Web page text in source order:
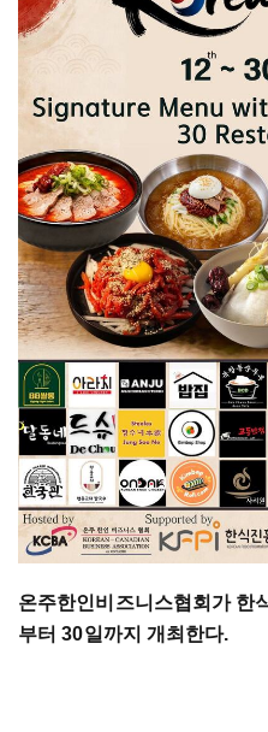
온주한인비즈니스협회가 한
부터 30일까지 개최한다.